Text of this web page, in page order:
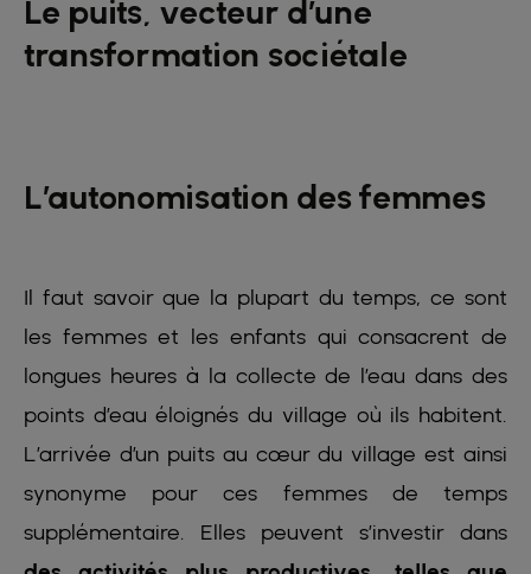
Le puits, vecteur d’une
transformation sociétale
L’autonomisation des femmes
Il faut savoir que la plupart du temps, ce sont
les femmes et les enfants qui consacrent de
longues heures à la collecte de l’eau dans des
points d’eau éloignés du village où ils habitent.
L’arrivée d’un puits au cœur du village est ainsi
synonyme pour ces femmes de temps
supplémentaire. Elles peuvent s’investir dans